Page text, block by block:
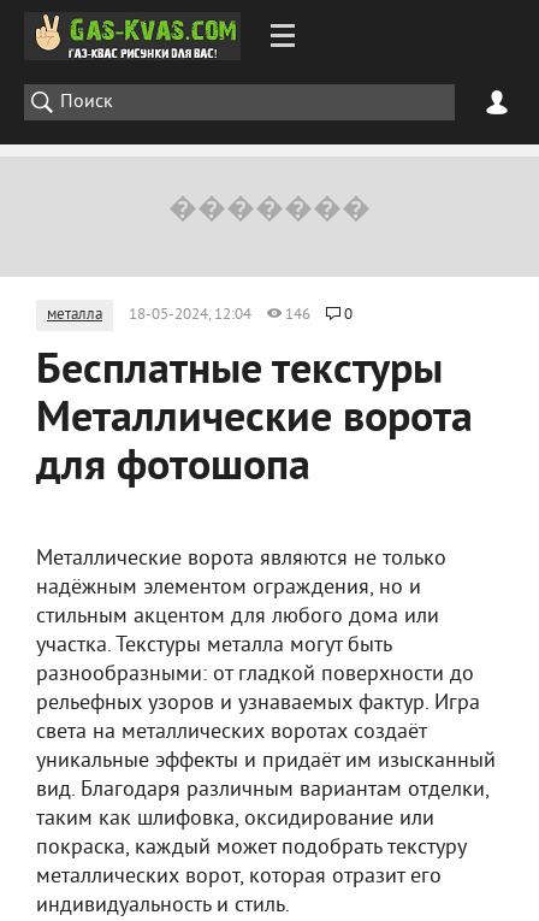
металла 18-05-2024, 12:04 146 0
Бесплатные текстуры
Металлические ворота
для фотошопа
Металлические ворота являются не только
надёжным элементом ограждения, но и
стильным акцентом для любого дома или
участка. Текстуры металла могут быть
разнообразными: от гладкой поверхности до
рельефных узоров и узнаваемых фактур. Игра
света на металлических воротах создаёт
уникальные эффекты и придаёт им изысканный
вид. Благодаря различным вариантам отделки,
таким как шлифовка, оксидирование или
покраска, каждый может подобрать текстуру
металлических ворот, которая отразит его
индивидуальность и стиль.